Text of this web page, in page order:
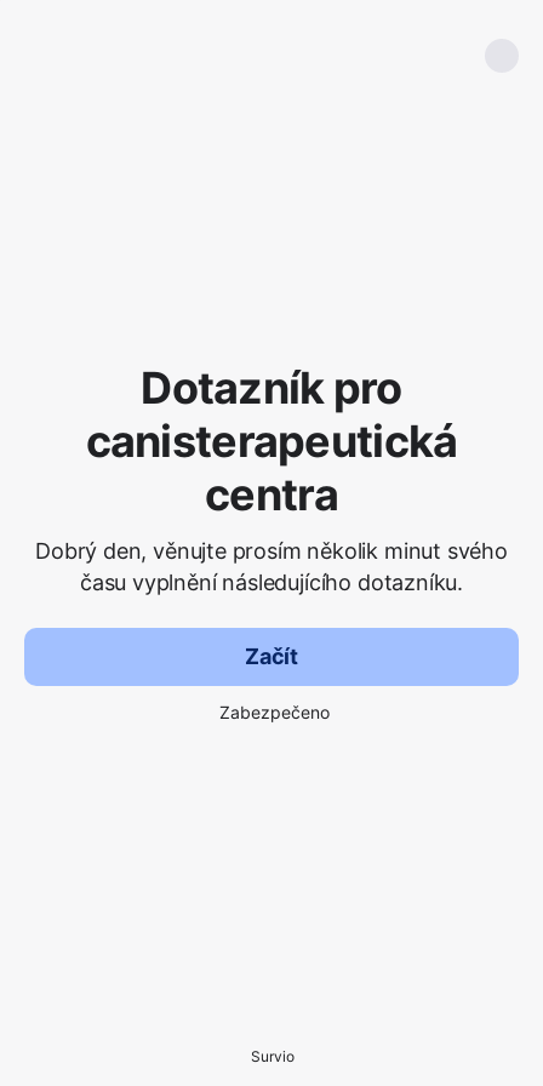
Dotazník pro
canisterapeutická
centra
Dobrý den, věnujte prosím několik minut svého
času vyplnění následujícího dotazníku.
Začít
Zabezpečeno
Survio